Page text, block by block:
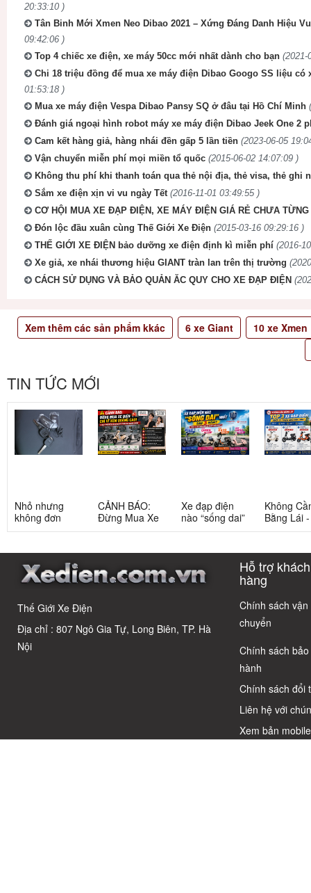
20:33:10 )
Tân Binh Mới Xmen Neo Dibao 2021 – Xứng Đáng Danh Hiệu
09:42:06 )
Top 4 chiếc xe điện, xe máy 50cc mới nhất dành cho bạn (2021-
Chi 18 triệu đồng để mua xe máy điện Dibao Googo SS liệu có
01:53:18 )
Mua xe máy điện Vespa Dibao Pansy SQ ở đâu tại Hồ Chí Minh
Đánh giá ngoại hình robot máy xe máy điện Dibao Jeek One 2
Cam kết hàng giả, hàng nhái đền gấp 5 lần tiền (2023-06-05
Vận chuyển miễn phí mọi miền tổ quốc (2015-06-02 14:07:09 )
Không thu phí khi thanh toán qua thẻ nội địa, thẻ visa, thẻ ghi
Sắm xe điện xịn vi vu ngày Tết (2016-11-01 03:49:55 )
CƠ HỘI MUA XE ĐẠP ĐIỆN, XE MÁY ĐIỆN GIÁ RẺ CHƯA TỪNG
Đón lộc đầu xuân cùng Thế Giới Xe Điện (2015-03-16 09:29:16 )
THẾ GIỚI XE ĐIỆN bảo dưỡng xe điện định kì miễn phí (2016-
Xe giả, xe nhái thương hiệu GIANT tràn lan trên thị trường
CÁCH SỬ DỤNG VÀ BẢO QUẢN ĂC QUY CHO XE ĐẠP ĐIỆN
Xem thêm các sản phẩm kkác 6xe Giant 10xe Xmen
TIN TỨC MỚI
Nhỏ nhưng
không đơn
giản: Sự thật
học sinh cấp 2
CẢNH BÁO:
Đừng Mua Xe
Điện Chỉ Vì
Cáo! 5 Bẫy
Quyết Chọn Xe
Chuẩn Chỉnh
Xe đạp điện
nào “sống dai”
nhất sau 5
có câu trả lời
Không
Bằng Lái
3 Xe Đạp
Cho Học
Thế Giới Xe Điện
Địa chỉ : 807 Ngô Gia Tự, Long Biên, TP. Hà
Nội
Hỗ trợ khách
hàng
Chính sách vận
chuyển
Chính sách bảo
hành
Chính sách đổi
Liên hệ với
Xem bản